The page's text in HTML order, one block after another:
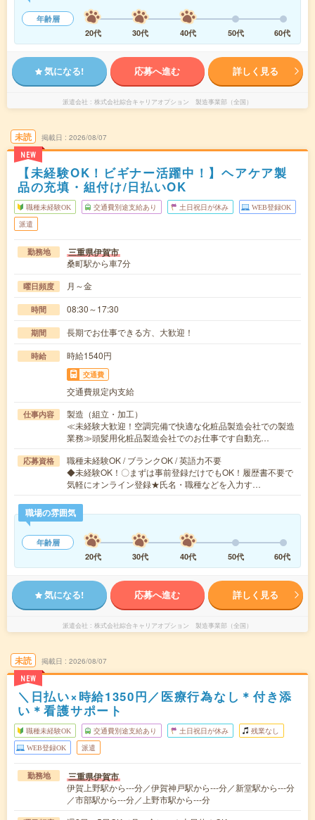
年齢層
20代
30代 40代 50代 60代
気になる! 応募へ進む 詳しく見る
派遣会社 株式会社綜合キャリアオプション 製造事業部（全国）
未読
NEW
掲載日 2026/08/07
【未経験OK！ビギナー活躍中！】ヘアケア製
品の充填・組付け/日払いOK
職種未経験OK 交通費別途支給あり 土日祝日が休み WEB登録OK
派遣
勤務地 三重県伊賀市
桑町駅から車7分
曜日頻度 月～金
時間 08:30～17:30
期間 長期でお仕事できる方、大歓迎！
時給 時給1540円
交通費
交通費規定内支給
仕事内容
製造（組立・加工）
≪未経験大歓迎！空調完備で快適な化粧品製造会社での製造
業務≫頭髪用化粧品製造会社でのお仕事です自動充…
応募資格
職種未経験OK / ブランクOK / 英語力不要
◆未経験OK！〇まずは事前登録だけでもOK！履歴書不要で
気軽にオンライン登録★氏名・職種などを入力す…
職場の雰囲気
年齢層
20代
30代 40代 50代 60代
気になる! 応募へ進む 詳しく見る
派遣会社 株式会社綜合キャリアオプション 製造事業部（全国）
未読
NEW
掲載日 2026/08/07
＼日払い×時給1350円／医療行為なし＊付き添
い＊看護サポート
職種未経験OK 交通費別途支給あり 土日祝日が休み 残業なし
WEB登録OK 派遣
勤務地 三重県伊賀市
伊賀上野駅から---分／伊賀神戸駅から---分／新堂駅から---分
／市部駅から---分／上野市駅から---分